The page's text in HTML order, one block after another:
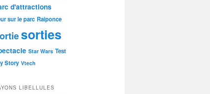
d'attractions
sur le parc Raiponce
sorties
Star Wars Test
Story Vtech
LIBELLULES